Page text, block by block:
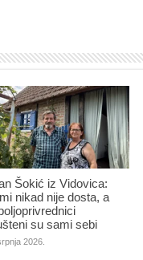
Šokić iz Vidovica:
nikad nije dosta, a
su sami sebi
2026.